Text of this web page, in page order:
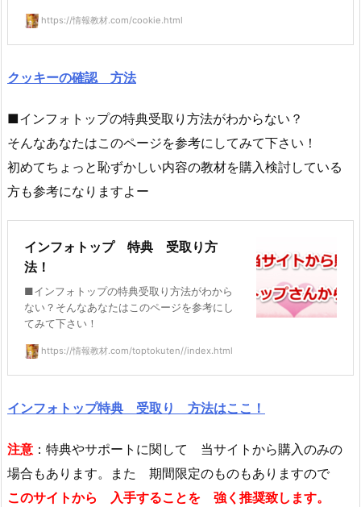
https://情報教材.com/cookie.html
クッキーの確認 方法
■インフォトップの特典受取り方法がわからない？
そんなあなたはこのページを参考にしてみて下さい！
初めてちょっと恥ずかしい内容の教材を購入検討している
方も参考になりますよー
インフォトップ 特典 受取り方
法！
■インフォトップの特典受取り方法がわから
ない？そんなあなたはこのページを参考にし
てみて下さい！
https://情報教材.com/toptokuten//index.html
インフォトップ特典 受取り 方法はここ！
注意 ：特典やサポートに関して 当サイトから購入のみの
場合もあります。また 期間限定のものもありますので
このサイトから 入手することを 強く推奨致します。